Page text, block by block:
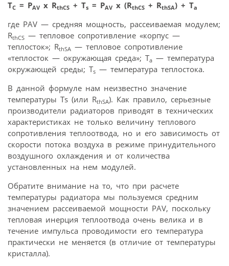
ТC = PAV x RthCS + Ts = PAV x (RthCS + RthSA) + Ta
где PAV — средняя мощность, рассеиваемая модулем;
RthCS — тепловое сопротивление «корпус —
теплосток»; RthSA — тепловое сопротивление
«теплосток — окружающая среда»; Ta — температура
окружающей среды; Ts — температура теплостока.
В данной формуле нам неизвестно значение
температуры Ts (или RthSA). Как правило, серьезные
производители радиаторов приводят в технических
характеристиках не только величину теплового
сопротивления теплоотвода, но и его зависимость от
скорости потока воздуха в режиме принудительного
воздушного охлаждения и от количества
установленных на нем модулей.
Обратите внимание на то, что при расчете
температуры радиатора мы пользуемся средним
значением рассеиваемой мощности PAV, поскольку
тепловая инерция теплоотвода очень велика и в
течение импульса проводимости его температура
практически не меняется (в отличие от температуры
кристалла).